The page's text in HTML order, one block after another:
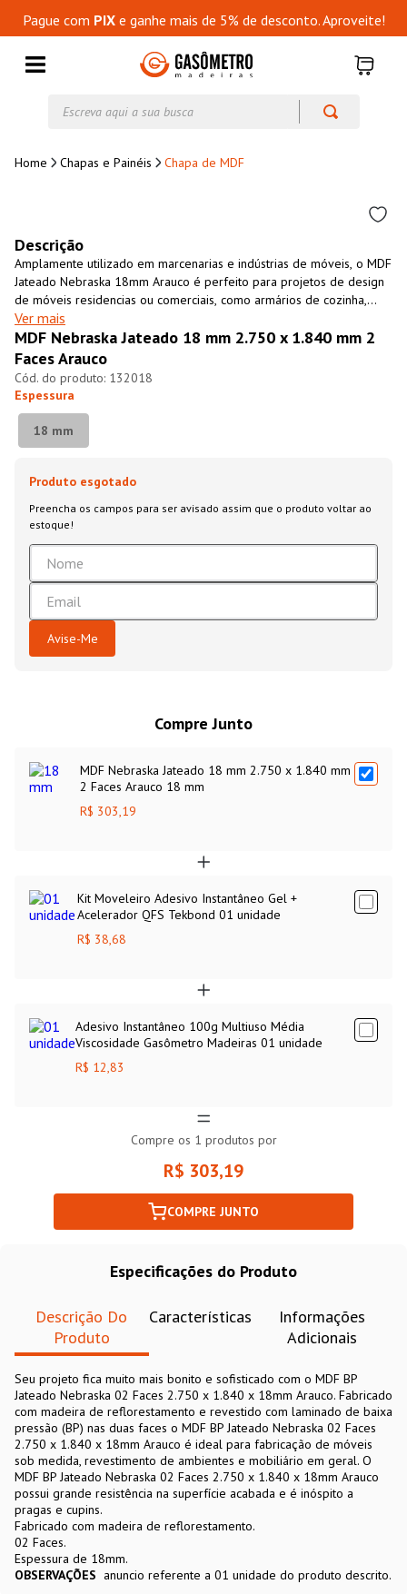
Pague com PIXe ganhe mais de 5% de desconto. Aproveite!
Chapas e Painéis Chapa de MDF
Descrição
Amplamente utilizado em marcenarias e indústrias de móveis, o MDF
Jateado Nebraska 18mm Arauco é perfeito para projetos de design
de móveis residencias ou comerciais, como armários de cozinha,
closets, revestimento de paredes, entre outros. É um material
resistente, versátil, fácil de usinar e com excelente custo-benefício.
O MDF Jateado Nebraska 18mm Arauco é uma opção
ecológicamente sustentável, fabricado 100% com madeira de
florestas cultivadas para essa finalidade.
Ver mais
MDF Nebraska Jateado 18 mm 2.750 x 1.840 mm 2
Faces Arauco
132018
Espessura
18 mm
Compre Junto
MDF Nebraska Jateado 18 mm 2.750 x 1.840 mm
2 Faces Arauco 18 mm
R$ 303,19
Kit Moveleiro Adesivo Instantâneo Gel +
Acelerador QFS Tekbond 01 unidade
R$ 38,68
Adesivo Instantâneo 100g Multiuso Média
Viscosidade Gasômetro Madeiras 01 unidade
R$ 12,83
Compre os 1 produtos por
R$ 303,19
COMPRE JUNTO
Especificações do Produto
Descrição Do
Produto
Características
Informações
Adicionais
Seu projeto fica muito mais bonito e sofisticado com o MDF BP
Jateado Nebraska 02 Faces 2.750 x 1.840 x 18mm Arauco. Fabricado
com madeira de reflorestamento e revestido com laminado de baixa
pressão (BP) nas duas faces o MDF BP Jateado Nebraska 02 Faces
2.750 x 1.840 x 18mm Arauco é ideal para fabricação de móveis
sob medida, revestimento de ambientes e mobiliário em geral. O
MDF BP Jateado Nebraska 02 Faces 2.750 x 1.840 x 18mm Arauco
possui grande resistência na superfície acabada e é inóspito a
pragas e cupins.
Fabricado com madeira de reflorestamento.
02 Faces.
Espessura de 18mm.
OBSERVAÇÕES anuncio referente a 01 unidade do produto descrito.